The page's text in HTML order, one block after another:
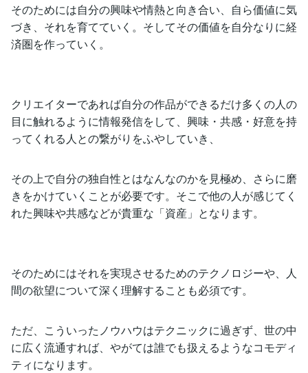
そのためには自分の興味や情熱と向き合い、自ら価値に気
づき、それを育てていく。そしてその価値を自分なりに経
済圏を作っていく。
クリエイターであれば自分の作品ができるだけ多くの人の
目に触れるように情報発信をして、興味・共感・好意を持
ってくれる人との繋がりをふやしていき、
その上で自分の独自性とはなんなのかを見極め、さらに磨
きをかけていくことが必要です。そこで他の人が感じてく
れた興味や共感などが貴重な「資産」となります。
そのためにはそれを実現させるためのテクノロジーや、人
間の欲望について深く理解することも必須です。
ただ、こういったノウハウはテクニックに過ぎず、世の中
に広く流通すれば、やがては誰でも扱えるようなコモディ
ティになります。